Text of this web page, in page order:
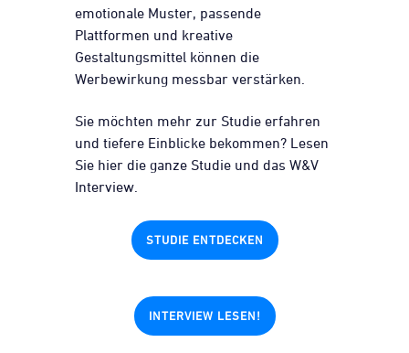
emotionale Muster, passende
Plattformen und kreative
Gestaltungsmittel können die
Werbewirkung messbar verstärken.
Sie möchten mehr zur Studie erfahren
und tiefere Einblicke bekommen? Lesen
Sie hier die ganze Studie und das W&V
Interview.
STUDIE ENTDECKEN
INTERVIEW LESEN!